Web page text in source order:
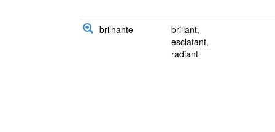
brilhante brillant,
esclatant,
radiant